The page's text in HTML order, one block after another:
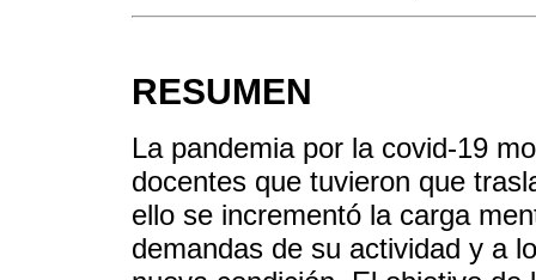
RESUMEN
La pandemia por la covid-19
docentes que tuvieron que
ello se incrementó la carga
demandas de su actividad y a